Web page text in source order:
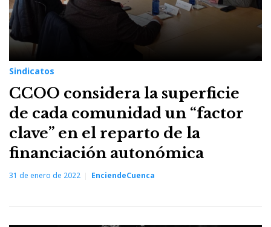
Sindicatos
CCOO considera la superficie
de cada comunidad un “factor
clave” en el reparto de la
financiación autonómica
31 de enero de 2022 EnciendeCuenca